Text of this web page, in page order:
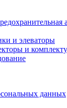
и элеваторы
и
данных